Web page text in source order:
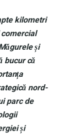
kilometri
și
bucur că
nord-
parc de
și